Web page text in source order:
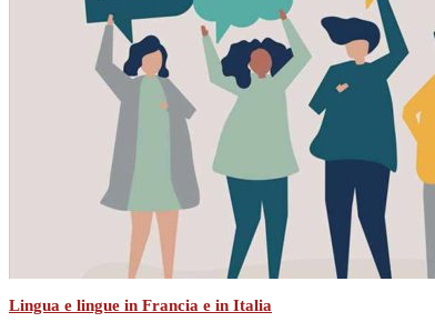
Lingua e lingue in Francia e in Italia